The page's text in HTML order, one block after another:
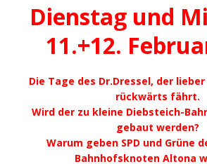
Dienstag und
11.+12.
Die Tage des Dr.Dressel, der
rückwärts fährt.
Wird der zu kleine Diebsteich-
gebaut werden?
Warum geben SPD und Grüne
Bahnhofsknoten Altona